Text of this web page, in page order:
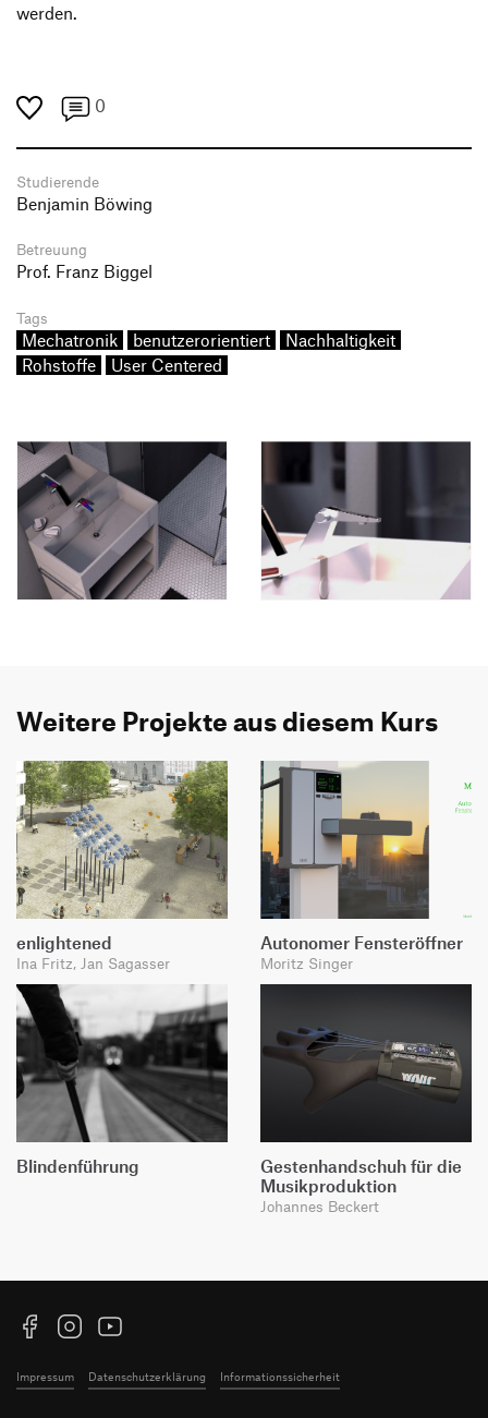
werden.
0
Studierende
Benjamin Böwing
Betreuung
Prof. Franz Biggel
Tags
Mechatronik benutzerorientiert
Nachhaltigkeit
Rohstoffe
User Centered
Weitere Projekte aus diesem Kurs
enlightened
Ina Fritz, Jan Sagasser
Autonomer Fensteröffner
Moritz Singer
Blindenführung
Gestenhandschuh für die
Musikproduktion
Johannes Beckert
FacebookInstagramYouTube
Impressum Datenschutzerklärung Informationssicherheit